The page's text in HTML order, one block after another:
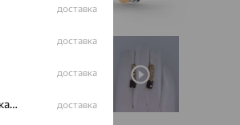
доставка
доставка
доставка
Актюбинский, Азнакаевский район доставка